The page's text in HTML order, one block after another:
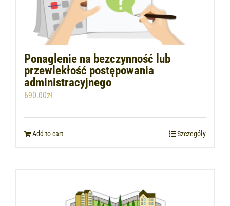
Ponaglenie na bezczynność lub
przewlekłość postępowania
administracyjnego
690.00zł
Add to cart Szczegóły